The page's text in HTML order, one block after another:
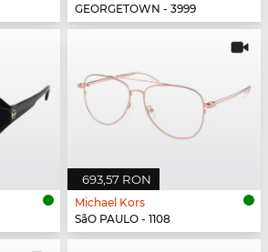
GEORGETOWN - 3999
693,57 RON
Michael Kors
SãO PAULO - 1108